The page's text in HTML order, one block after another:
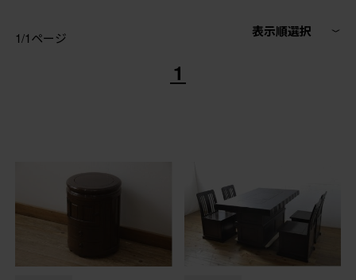
1/1ページ 表示順選択
1